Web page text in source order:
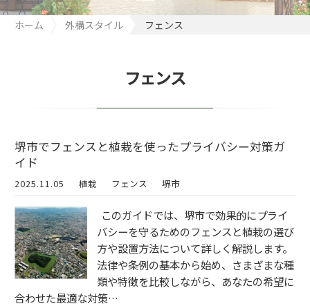
ホーム 外構スタイル フェンス
フェンス
堺市でフェンスと植栽を使ったプライバシー対策ガ
イド
2025.11.05 植栽 フェンス 堺市
このガイドでは、堺市で効果的にプライ
バシーを守るためのフェンスと植栽の選び
方や設置方法について詳しく解説します。
法律や条例の基本から始め、さまざまな種
類や特徴を比較しながら、あなたの希望に
合わせた最適な対策…